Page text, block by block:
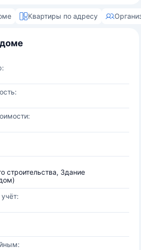
Квартиры по адресу
строительства, Здание